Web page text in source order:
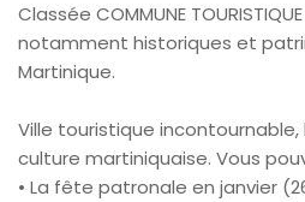
Classée COMMUNE
notamment historiques et
Martinique.
Ville touristique
culture martiniquaise. Vous
• La fête patronale en janvier